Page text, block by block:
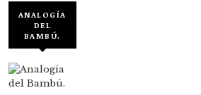
ANALOGÍA
DEL
BAMBÚ.